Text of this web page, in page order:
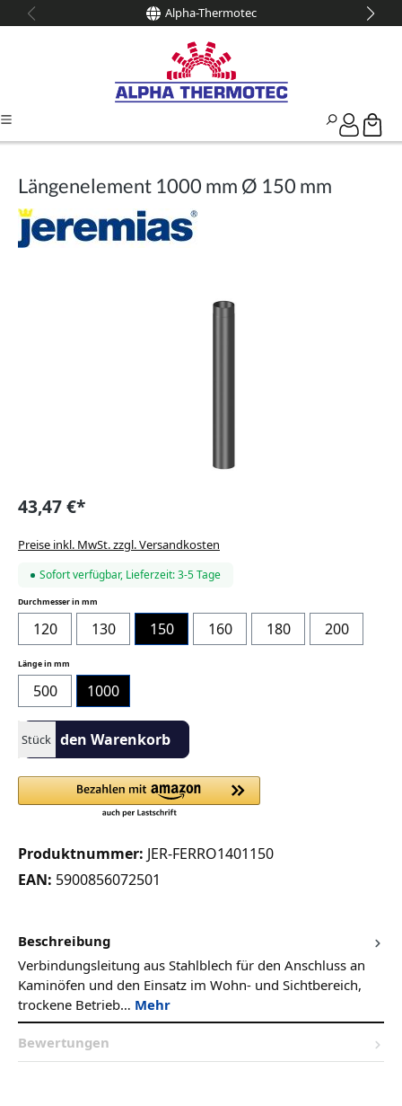
springen Alpha-Thermotec
Längenelement 1000 mm Ø 150 mm
43,47 €*
Preise inkl. MwSt. zzgl. Versandkosten
Sofort verfügbar, Lieferzeit: 3-5 Tage
Durchmesser in mm
120 130 150 160 180 200
Länge in mm
500 1000
Produkt Anzahl: Gib den gewünschten Wert ein oder benutze
StückIn den Warenkorb
Produktnummer: JER-FERRO1401150
EAN: 5900856072501
Beschreibung
Verbindungsleitung aus Stahlblech für den Anschluss an
Kaminöfen und den Einsatz im Wohn- und Sichtbereich,
trockene Betrieb… Mehr
Bewertungen